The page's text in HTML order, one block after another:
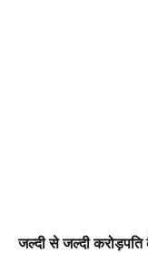
जल्दी से जल्दी